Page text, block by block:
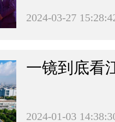
2024-03-27
一镜到底看
2024-01-03